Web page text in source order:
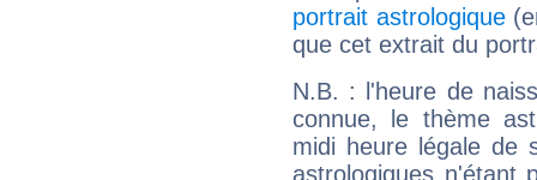
portrait astrologique
que cet extrait du
N.B. : l'heure de
connue, le thème
midi heure légale de
astrologiques n'étant